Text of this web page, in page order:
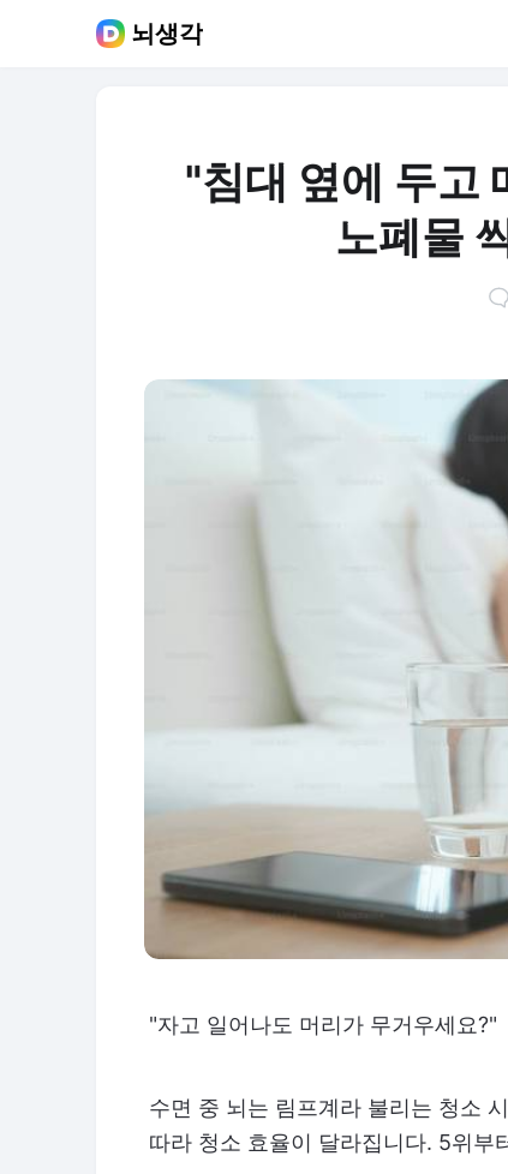
뇌생각
"침대 옆에 두고
노폐물
"자고 일어나도 머리가 무거우세요?"
수면 중 뇌는 림프계라 불리는 청소
따라 청소 효율이 달라집니다. 5위부